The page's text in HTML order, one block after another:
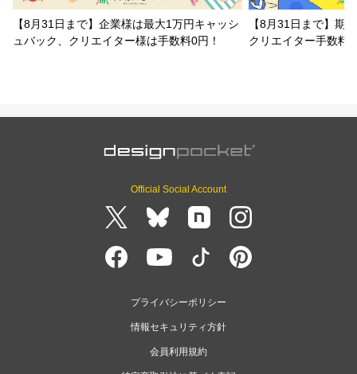
【8月31日まで】企業様は最大1万円キャッシ
ュバック、クリエイター様は手数料0円！
【8月31日まで】期
クリエイター手数料
Official Social Account
プライバシーポリシー
情報セキュリティ方針
会員利用規約